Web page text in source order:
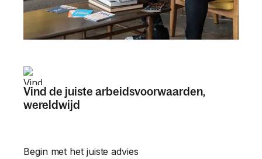
Vind de juiste arbeidsvoorwaarden,
wereldwijd
Begin met het juiste advies